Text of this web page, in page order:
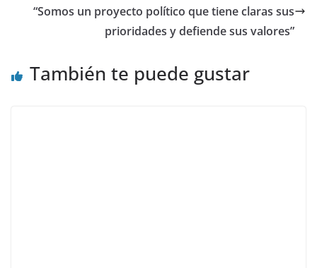
“Somos un proyecto político que tiene claras sus
prioridades y defiende sus valores”
También te puede gustar